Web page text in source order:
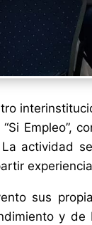
Empleo”,
actividad
sus
y